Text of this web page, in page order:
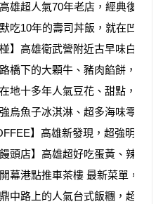
雄超人氣70年老店，經典復刻
吃10年的壽司丼飯，就在凹子
椪】高雄衛武營附近古早味白糖
路橋下的大顆牛、豬肉餡餅，一
在地十多年人氣豆花、甜點，必
強烏魚子冰淇淋、超多海味零食
】高雄新發現，超強明太子
饅頭店】高雄超好吃蛋黃、辣味
幕港點推車茶樓 最新菜單，必
鼎中路上的人氣台式飯糰，超多